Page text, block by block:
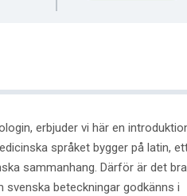
erbjuder vi här en
språket bygger på latin,
sammanhang. Därför är det
svenska beteckningar godkänns i